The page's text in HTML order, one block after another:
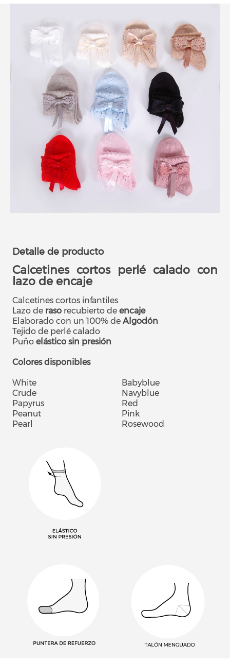
Detalle de producto
Calcetines cortos perlé calado con
lazo de encaje
Calcetines cortos infantiles
Lazo de raso recubierto de encaje
Elaborado con un 100% de Algodón
Tejido de perlé calado
Puño elástico sin presión
Colores disponibles
White
Babyblue
Crude
Navyblue
Papyrus
Red
Peanut
Pink
Pearl
Rosewood